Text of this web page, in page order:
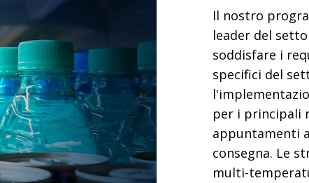
Il nostro
leader del
soddisfare i
specifici del
per i principali
appuntamenti
consegna. Le
multi-